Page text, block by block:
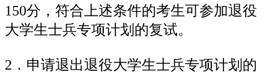
150分，符合上述条件的考生可参加退役
大学生士兵专项计划的复试。
2．申请退出退役大学生士兵专项计划的